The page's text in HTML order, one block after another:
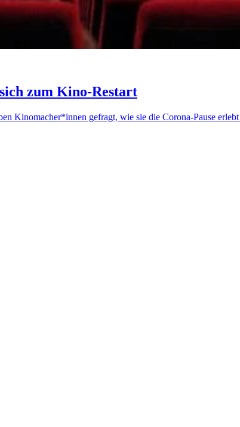
zum Kino-Restart
Kinomacher*innen gefragt, wie sie die Corona-Pause